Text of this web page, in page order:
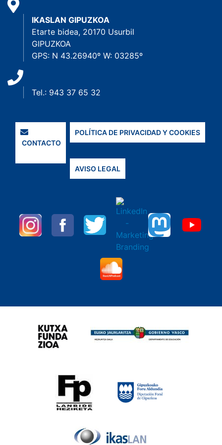
IKASLAN GIPUZKOA
Etarte bidea, 20170 Usurbil
GIPUZKOA
GPS: N 43.26940º W: 03285º
Tel.: 943 37 65 32
CONTACTO
POLÍTICA DE PRIVACIDAD Y COOKIES
AVISO LEGAL